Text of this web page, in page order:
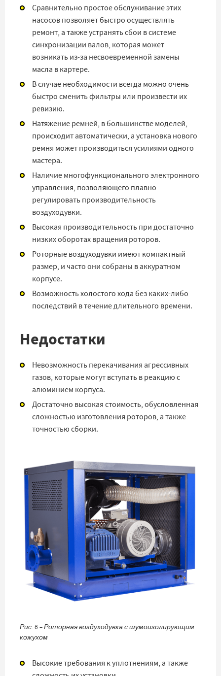
Сравнительно простое обслуживание этих
насосов позволяет быстро осуществлять
ремонт, а также устранять сбои в системе
синхронизации валов, которая может
возникать из-за несвоевременной замены
масла в картере.
В случае необходимости всегда можно очень
быстро сменить фильтры или произвести их
ревизию.
Натяжение ремней, в большинстве моделей,
происходит автоматически, а установка нового
ремня может производиться усилиями одного
мастера.
Наличие многофункционального электронного
управления, позволяющего плавно
регулировать производительность
воздуходувки.
Высокая производительность при достаточно
низких оборотах вращения роторов.
Роторные воздуходувки имеют компактный
размер, и часто они собраны в аккуратном
корпусе.
Возможность холостого хода без каких-либо
последствий в течение длительного времени.
Недостатки
Невозможность перекачивания агрессивных
газов, которые могут вступать в реакцию с
алюминием корпуса.
Достаточно высокая стоимость, обусловленная
сложностью изготовления роторов, а также
точностью сборки.
Рис. 6 – Роторная воздуходувка с шумоизолирующим
кожухом
Высокие требования к уплотнениям, а также